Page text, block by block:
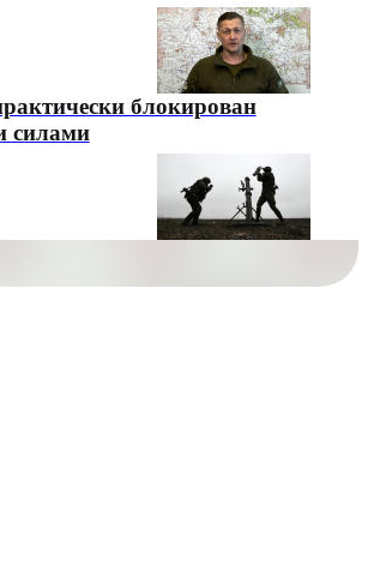
блокирован
силами